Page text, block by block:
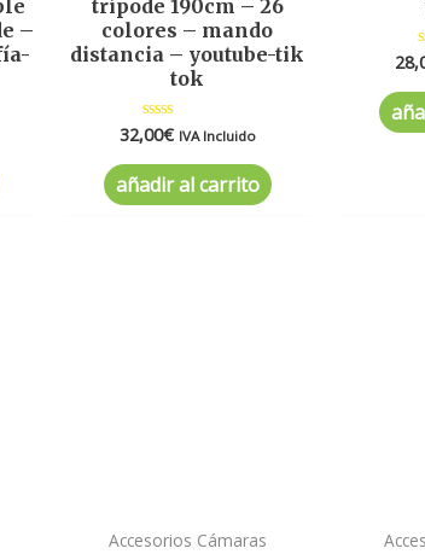
–
trípode 190cm – 26
colores – mando
distancia – youtube-tik
tok
Valorado
en
0
de
5
32,00€ IVA Incluido
añadir al carrito
en
0
5
Accesorios Cámaras